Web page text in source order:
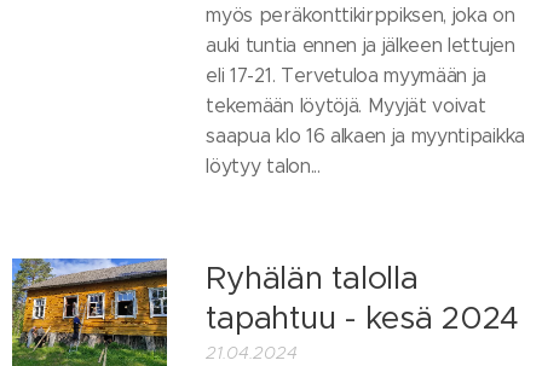
myös peräkonttikirppiksen, joka on
auki tuntia ennen ja jälkeen lettujen
eli 17-21. Tervetuloa myymään ja
tekemään löytöjä. Myyjät voivat
saapua klo 16 alkaen ja myyntipaikka
löytyy talon...
Ryhälän talolla
tapahtuu - kesä 2024
21.04.2024